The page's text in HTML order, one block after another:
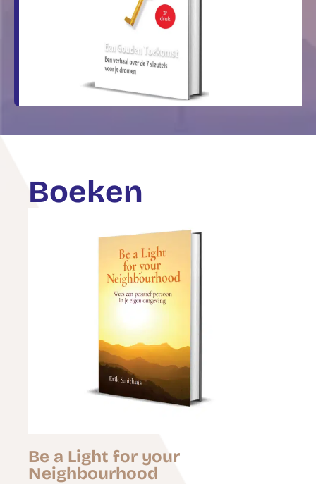
Boeken
Be a Light for your
Neighbourhood